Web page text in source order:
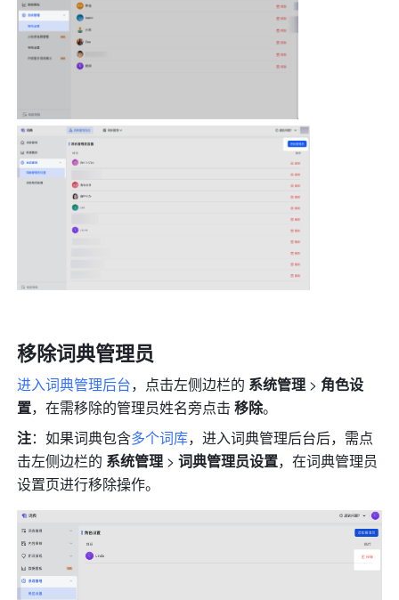
移除词典管理员
进入词典管理后台，点击左侧边栏的 系统管理 > 角色设
置，在需移除的管理员姓名旁点击 移除。
注：如果词典包含多个词库，进入词典管理后台后，需点
击左侧边栏的 系统管理 > 词典管理员设置，在词典管理员
设置页进行移除操作。